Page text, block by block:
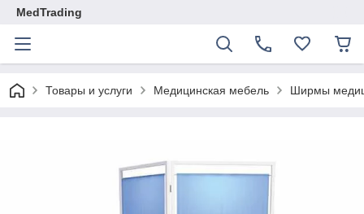
MedTrading
Товары и услуги Медицинская мебель Ширмы